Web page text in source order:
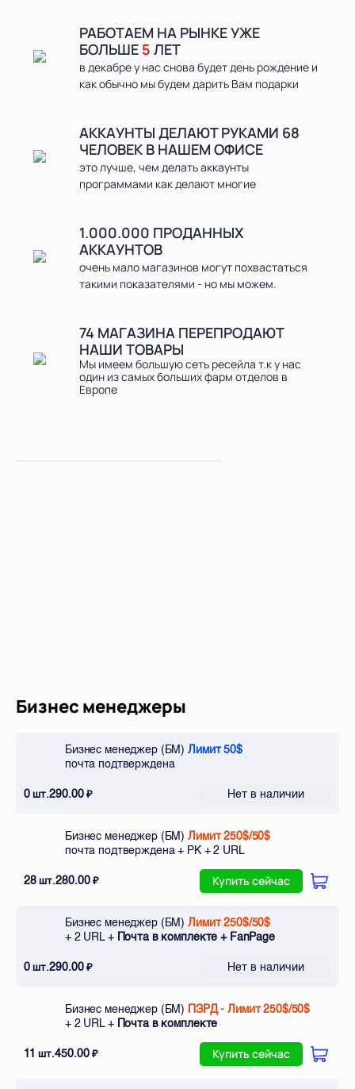
РАБОТАЕМ НА РЫНКЕ УЖЕ
БОЛЬШЕ 5 ЛЕТ
в декабре у нас снова будет день рождение и
как обычно мы будем дарить Вам подарки
АККАУНТЫ ДЕЛАЮТ РУКАМИ 68
ЧЕЛОВЕК В НАШЕМ ОФИСЕ
это лучше, чем делать аккаунты
программами как делают многие
1.000.000 ПРОДАННЫХ
АККАУНТОВ
очень мало магазинов могут похвастаться
такими показателями - но мы можем.
74 МАГАЗИНА ПЕРЕПРОДАЮТ
НАШИ ТОВАРЫ
Мы имеем большую сеть ресейла т.к у нас
один из самых больших фарм отделов в
Европе
Бизнес менеджеры
Бизнес менеджер (БМ)Лимит 50$
почта подтверждена
0шт.290.00₽ Нет в наличии
Бизнес менеджер (БМ)Лимит 250$/50$
почта подтверждена + РК + 2 URL
28шт.280.00₽ Купить сейчас
Бизнес менеджер (БМ)Лимит 250$/50$
+ 2 URL + Почта в комплекте + FanPage
0шт.290.00₽ Нет в наличии
Бизнес менеджер (БМ) ПЗРД - Лимит 250$/50$
+ 2 URL + Почта в комплекте
11 шт.450.00₽ Купить сейчас